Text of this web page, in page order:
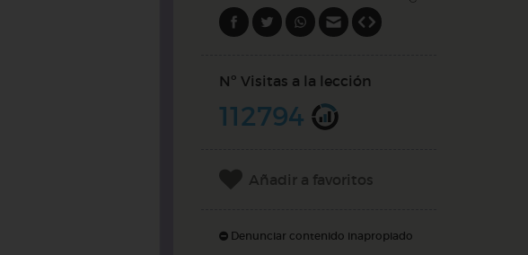
Nº Visitas a la lección
112794
Añadir a favoritos
Denunciar contenido inapropiado